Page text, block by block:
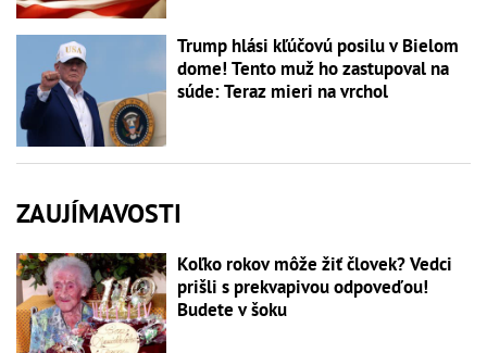
Trump hlási kľúčovú posilu v Bielom
dome! Tento muž ho zastupoval na
súde: Teraz mieri na vrchol
ZAUJÍMAVOSTI
Koľko rokov môže žiť človek? Vedci
prišli s prekvapivou odpoveďou!
Budete v šoku